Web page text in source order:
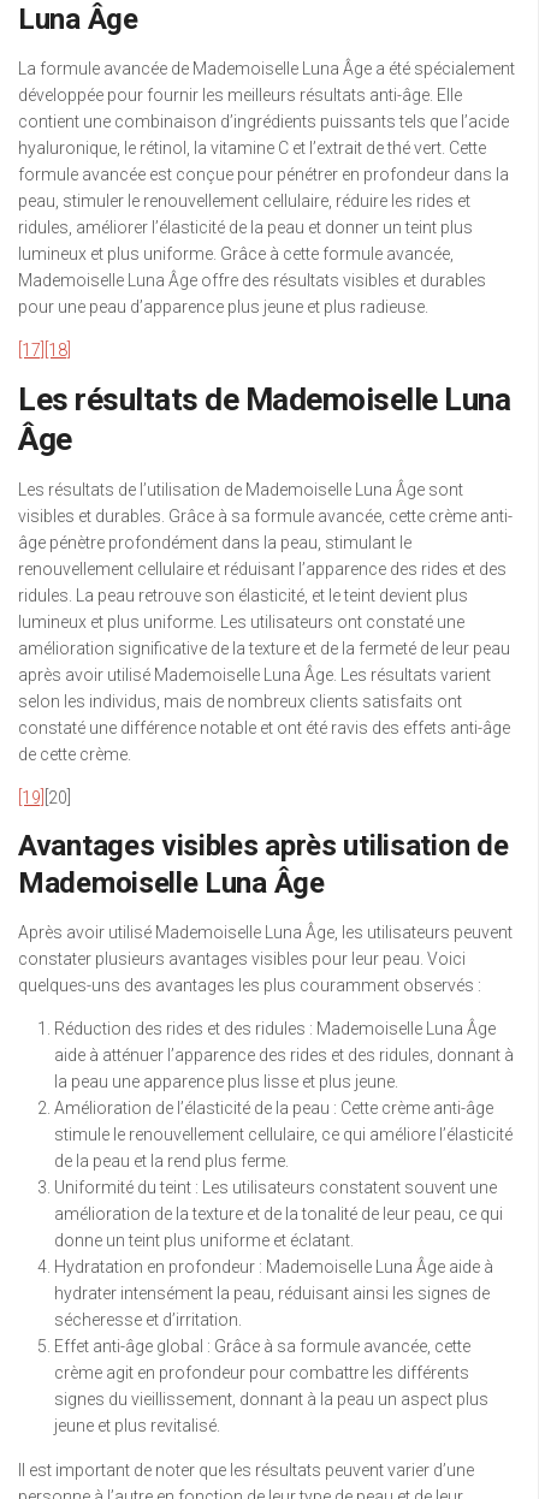
Luna Âge
La formule avancée de Mademoiselle Luna Âge a été spécialement
développée pour fournir les meilleurs résultats anti-âge. Elle
contient une combinaison d’ingrédients puissants tels que l’acide
hyaluronique, le rétinol, la vitamine C et l’extrait de thé vert. Cette
formule avancée est conçue pour pénétrer en profondeur dans la
peau, stimuler le renouvellement cellulaire, réduire les rides et
ridules, améliorer l’élasticité de la peau et donner un teint plus
lumineux et plus uniforme. Grâce à cette formule avancée,
Mademoiselle Luna Âge offre des résultats visibles et durables
pour une peau d’apparence plus jeune et plus radieuse.
[17] [18]
Les résultats de Mademoiselle Luna
Âge
Les résultats de l’utilisation de Mademoiselle Luna Âge sont
visibles et durables. Grâce à sa formule avancée, cette crème anti-
âge pénètre profondément dans la peau, stimulant le
renouvellement cellulaire et réduisant l’apparence des rides et des
ridules. La peau retrouve son élasticité, et le teint devient plus
lumineux et plus uniforme. Les utilisateurs ont constaté une
amélioration significative de la texture et de la fermeté de leur peau
après avoir utilisé Mademoiselle Luna Âge. Les résultats varient
selon les individus, mais de nombreux clients satisfaits ont
constaté une différence notable et ont été ravis des effets anti-âge
de cette crème.
[19] [20]
Avantages visibles après utilisation de
Mademoiselle Luna Âge
Après avoir utilisé Mademoiselle Luna Âge, les utilisateurs peuvent
constater plusieurs avantages visibles pour leur peau. Voici
quelques-uns des avantages les plus couramment observés :
Réduction des rides et des ridules : Mademoiselle Luna Âge
aide à atténuer l’apparence des rides et des ridules, donnant à
la peau une apparence plus lisse et plus jeune.
Amélioration de l’élasticité de la peau : Cette crème anti-âge
stimule le renouvellement cellulaire, ce qui améliore l’élasticité
de la peau et la rend plus ferme.
Uniformité du teint : Les utilisateurs constatent souvent une
amélioration de la texture et de la tonalité de leur peau, ce qui
donne un teint plus uniforme et éclatant.
Hydratation en profondeur : Mademoiselle Luna Âge aide à
hydrater intensément la peau, réduisant ainsi les signes de
sécheresse et d’irritation.
Effet anti-âge global : Grâce à sa formule avancée, cette
crème agit en profondeur pour combattre les différents
signes du vieillissement, donnant à la peau un aspect plus
jeune et plus revitalisé.
Il est important de noter que les résultats peuvent varier d’une